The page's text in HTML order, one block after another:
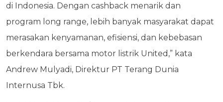
di Indonesia. Dengan cashback menarik dan
program long range, lebih banyak masyarakat dapat
merasakan kenyamanan, efisiensi, dan kebebasan
berkendara bersama motor listrik United,” kata
Andrew Mulyadi, Direktur PT Terang Dunia
Internusa Tbk.